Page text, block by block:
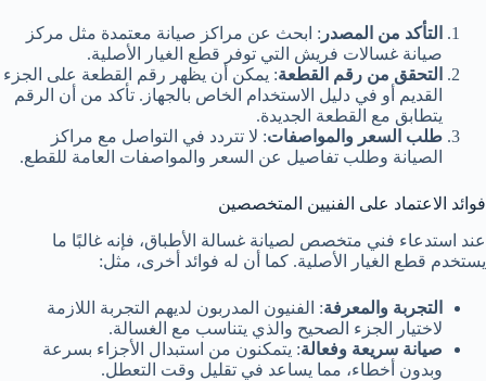
التأكد من المصدر : ابحث عن مراكز صيانة معتمدة مثل مركز
صيانة غسالات فريش التي توفر قطع الغيار الأصلية.
التحقق من رقم القطعة: يمكن أن يظهر رقم القطعة على الجزء
القديم أو في دليل الاستخدام الخاص بالجهاز. تأكد من أن الرقم
يتطابق مع القطعة الجديدة.
طلب السعر والمواصفات: لا تتردد في التواصل مع مراكز
الصيانة وطلب تفاصيل عن السعر والمواصفات العامة للقطع.
فوائد الاعتماد على الفنيين المتخصصين
عند استدعاء فني متخصص لصيانة غسالة الأطباق، فإنه غالبًا ما
يستخدم قطع الغيار الأصلية. كما أن له فوائد أخرى، مثل:
التجربة والمعرفة: الفنيون المدربون لديهم التجربة اللازمة
لاختيار الجزء الصحيح والذي يتناسب مع الغسالة.
صيانة سريعة وفعالة: يتمكنون من استبدال الأجزاء بسرعة
وبدون أخطاء، مما يساعد في تقليل وقت التعطل.